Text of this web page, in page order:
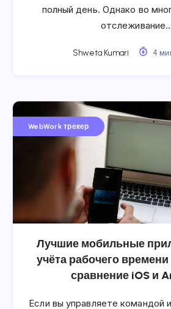
полный день. Однако во
Shweta Kumari 4
WebWork трекер
Лучшие мобильные
учёта рабочего
сравнение iOS и
Если вы управляете командой